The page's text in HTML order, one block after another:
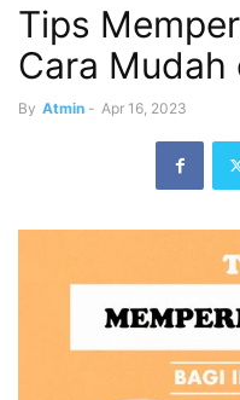
Tips
Cara
By Atmin - Apr 16, 2023